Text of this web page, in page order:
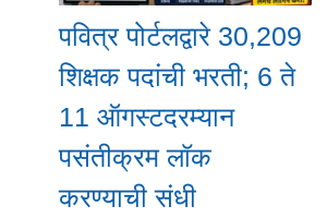
पवित्र पोर्टलद्वारे 30,209
शिक्षक पदांची भरती; 6 ते
11 ऑगस्टदरम्यान
पसंतीक्रम लॉक
करण्याची संधी